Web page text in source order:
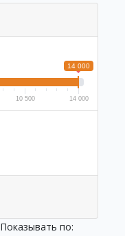
14 000
10 500 14 000
Показывать по: